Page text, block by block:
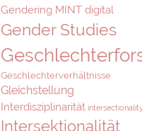
Gendering MINT digital
Gender Studies
Geschlechterverhältnisse
Gleichstellung
Interdisziplinarität
Intersektionalität